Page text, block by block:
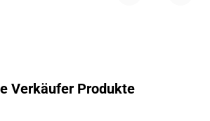
Verkäufer Produkte